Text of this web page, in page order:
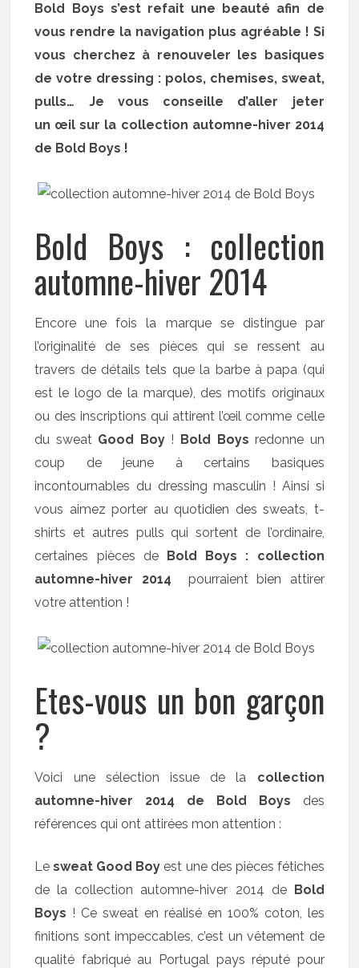
Bold Boys s’est refait une beauté afin de
vous rendre la navigation plus agréable ! Si
vous cherchez à renouveler les basiques
de votre dressing : polos, chemises, sweat,
pulls… Je vous conseille d’aller jeter
un œil sur la collection automne-hiver 2014
de Bold Boys !
Bold Boys : collection
automne-hiver 2014
Encore une fois la marque se distingue par
l’originalité de ses pièces qui se ressent au
travers de détails tels que la barbe à papa (qui
est le logo de la marque), des motifs originaux
ou des inscriptions qui attirent l’œil comme celle
du sweat Good Boy! Bold Boys redonne un
coup de jeune à certains basiques
incontournables du dressing masculin ! Ainsi si
vous aimez porter au quotidien des sweats, t-
shirts et autres pulls qui sortent de l’ordinaire,
certaines pièces de Bold Boys : collection
automne-hiver 2014 pourraient bien attirer
votre attention !
Etes-vous un bon garçon
?
Voici une sélection issue de la collection
automne-hiver 2014 de Bold Boys des
références qui ont attirées mon attention :
Lesweat Good Boy est une des pièces fétiches
de la collection automne-hiver 2014 de Bold
Boys ! Ce sweat en réalisé en 100% coton, les
finitions sont impeccables, c’est un vêtement de
qualité fabriqué au Portugal pays réputé pour